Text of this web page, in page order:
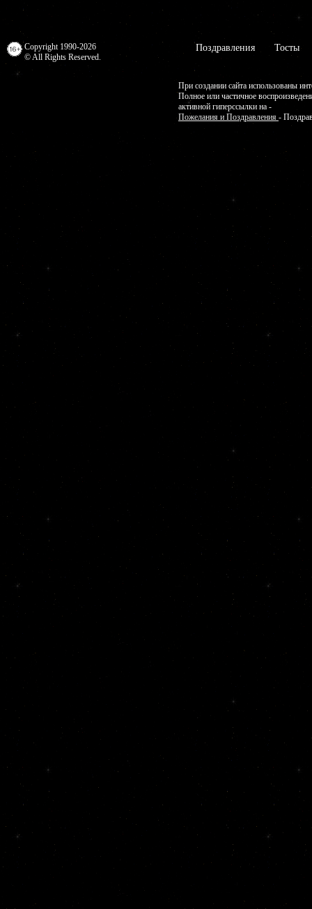
Copyright 1990-2026
© All Rights Reserved.
Поздравления Тосты
При создании сайта использованы
Полное или частичное
активной гиперссылки на -
Пожелания и Поздравления -